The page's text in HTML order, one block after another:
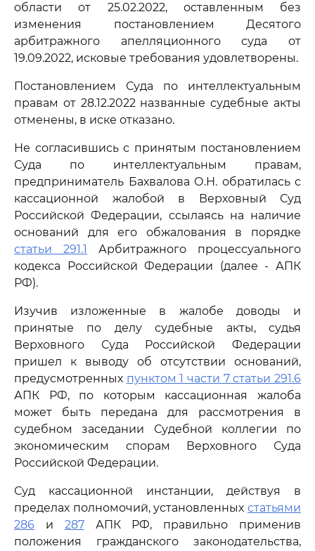
области от 25.02.2022, оставленным без
изменения постановлением Десятого
арбитражного апелляционного суда от
19.09.2022, исковые требования удовлетворены.
Постановлением Суда по интеллектуальным
правам от 28.12.2022 названные судебные акты
отменены, в иске отказано.
Не согласившись с принятым постановлением
Суда по интеллектуальным правам,
предприниматель Бахвалова О.Н. обратилась с
кассационной жалобой в Верховный Суд
Российской Федерации, ссылаясь на наличие
оснований для его обжалования в порядке
статьи 291.1
Арбитражного процессуального
кодекса Российской Федерации (далее - АПК
РФ).
Изучив изложенные в жалобе доводы и
принятые по делу судебные акты, судья
Верховного Суда Российской Федерации
пришел к выводу об отсутствии оснований,
предусмотренных пунктом 1 части 7 статьи 291.6
АПК РФ, по которым кассационная жалоба
может быть передана для рассмотрения в
судебном заседании Судебной коллегии по
экономическим спорам Верховного Суда
Российской Федерации.
Суд кассационной инстанции, действуя в
пределах полномочий, установленных статьями
286 и 287АПК РФ, правильно применив
положения гражданского законодательства,